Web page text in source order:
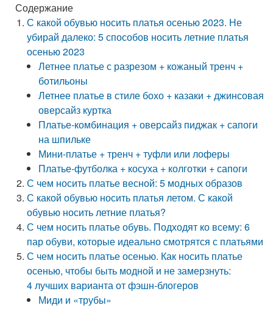
Содержание
С какой обувью носить платья осенью 2023. Не
убирай далеко: 5 способов носить летние платья
осенью 2023
Летнее платье с разрезом + кожаный тренч +
ботильоны
Летнее платье в стиле бохо + казаки + джинсовая
оверсайз куртка
Платье-комбинация + оверсайз пиджак + сапоги
на шпильке
Мини-платье + тренч + туфли или лоферы
Платье-футболка + косуха + колготки + сапоги
С чем носить платье весной: 5 модных образов
С какой обувью носить платья летом. С какой
обувью носить летние платья?
С чем носить платье обувь. Подходят ко всему: 6
пар обуви, которые идеально смотрятся с платьями
С чем носить платье осенью. Как носить платье
осенью, чтобы быть модной и не замерзнуть:
4 лучших варианта от фэшн-блогеров
Миди и «трубы»